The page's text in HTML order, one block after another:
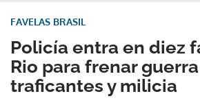
Policía entra en diez
Rio para frenar
traficantes y milicia
FAVELAS BRASIL